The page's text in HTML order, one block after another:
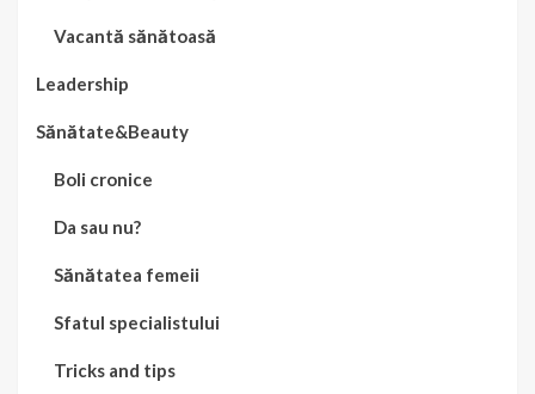
Vacantă sănătoasă
Leadership
Sănătate&Beauty
Boli cronice
Da sau nu?
Sănătatea femeii
Sfatul specialistului
Tricks and tips